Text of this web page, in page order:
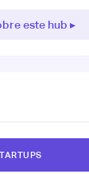
este hub ▸